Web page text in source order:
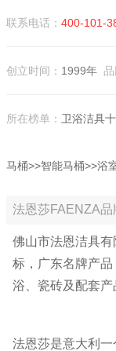
联系电话： 400-101-
创立时间： 1999年
所在榜单： 卫浴洁具
马桶>>智能马桶>>浴
法恩莎FAENZA品
佛山市法恩洁具
标，广东名牌产
浴、瓷砖及配套
法恩莎是意大利